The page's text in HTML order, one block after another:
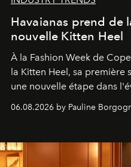
Havaianas prend de
nouvelle Kitten Heel
À la Fashion Week de
la Kitten Heel, sa
une nouvelle étape dans
06.08.2026 by Pauline